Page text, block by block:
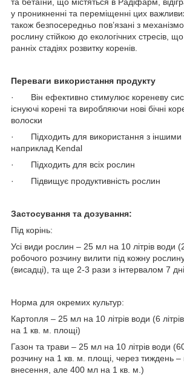
у проникненні та переміщенні цих
також безпосередньо пов’язані з
рослину стійкою до екологічних стресів,
ранніх стадіях розвитку коренів.
Переваги використання продукту
· Він ефективно стимулює кореневу
існуючі корені та виробляючи нові бічні
волоски
· ​Підходить для використання з іншими
наприклад Kendal
· ​Підходить для всіх рослин
· Підвищує продуктивність рослин
Застосування та дозування:
Під корінь:
Усі види рослин – 25 мл на 10 літрів води
робочого розчину вилити під кожну
(висадці), та ще 2-3 рази з інтервалом 7
Норма для окремих культур:
Картопля – 25 мл на 10 літрів води (6
на 1 кв. м. площі)
Газон та трави – 25 мл на 10 літрів води
розчину на 1 кв. м. площі, через тиждень –
внесення, але 400 мл на 1 кв. м.)